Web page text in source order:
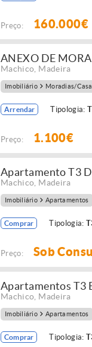
Preço: 160.000€
ANEXO DE
Machico Madeira
Imobiliário Moradias/
Arrendar Tipologia:
Preço: 1.100€
Apartamento T3
Machico Madeira
Imobiliário Apartamentos
Comprar Tipologia:
Preço: Sob
Apartamentos T3
Machico Madeira
Imobiliário Apartamentos
Comprar Tipologia: